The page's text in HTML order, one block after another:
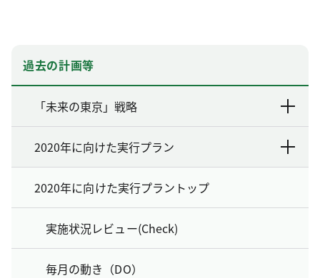
過去の計画等
「未来の東京」戦略
2020年に向けた実行プラン
2020年に向けた実行プラントップ
実施状況レビュー(Check)
毎月の動き（DO）